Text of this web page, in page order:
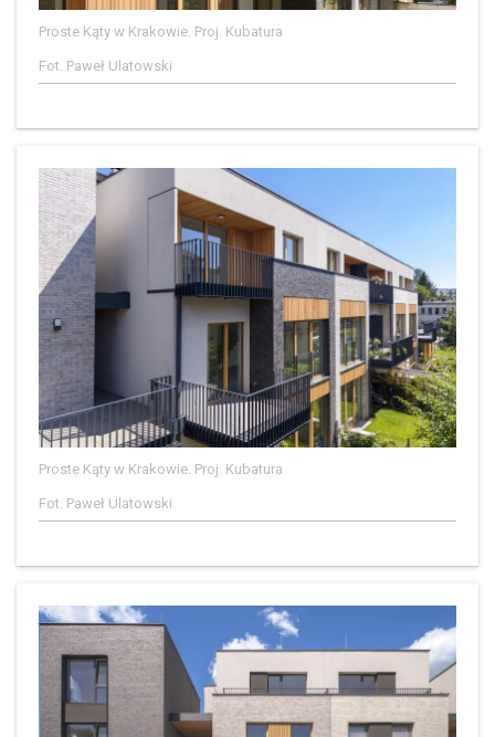
Proste Kąty w Krakowie. Proj. Kubatura
Fot. Paweł Ulatowski
Proste Kąty w Krakowie. Proj. Kubatura
Fot. Paweł Ulatowski